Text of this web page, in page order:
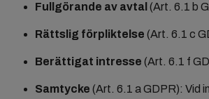
Fullgörande av avtal (Art. 6.1 b
Rättslig förpliktelse (Art. 6.1 c
Berättigat intresse (Art. 6.1 f
Samtycke (Art. 6.1 a GDPR): Vid